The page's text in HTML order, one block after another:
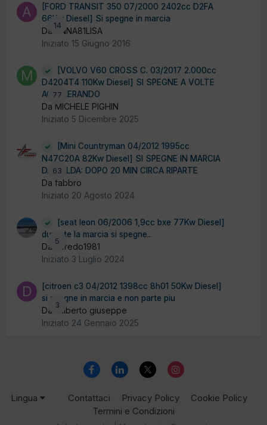
14
[FORD TRANSIT 350 07/2000 2402cc D2FA
66Kw Diesel] Si spegne in marcia
Da ANNA81LISA
Iniziato 15 Giugno 2016
77
[VOLVO V60 CROSS C. 03/2017 2.000cc
D4204T4 110Kw Diesel] SI SPEGNE A VOLTE
ACCELERANDO
Da MICHELE PIGHIN
Iniziato 5 Dicembre 2025
63
[Mini Countryman 04/2012 1995cc
N47C20A 82Kw Diesel] SI SPEGNE IN MARCIA
DA CALDA: DOPO 20 MIN CIRCA RIPARTE
Da fabbro
Iniziato 20 Agosto 2024
5
[seat leon 06/2006 1,9cc bxe 77Kw Diesel]
durante la marcia si spegne..
Da alfredo1981
Iniziato 3 Luglio 2024
3
[citroen c3 04/2012 1398cc 8h01 50Kw Diesel]
si spegne in marcia e non parte piu
Da diliberto giuseppe
Iniziato 24 Gennaio 2025
Lingua Contattaci Privacy Policy
Cookie Policy
Termini e Condizioni